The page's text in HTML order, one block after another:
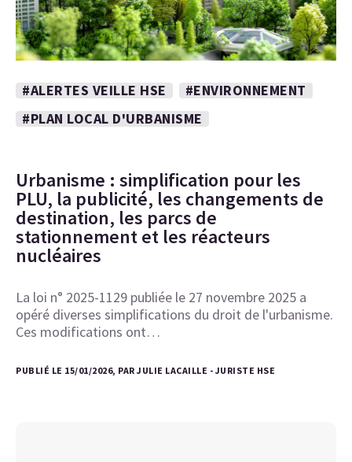
#ALERTES VEILLE HSE
#ENVIRONNEMENT
#PLAN LOCAL D'URBANISME
Urbanisme : simplification pour les
PLU, la publicité, les changements de
destination, les parcs de
stationnement et les réacteurs
nucléaires
La loi n° 2025-1129 publiée le 27 novembre 2025 a
opéré diverses simplifications du droit de l'urbanisme.
Ces modifications ont…
PUBLIÉ LE 15/01/2026, PAR JULIE LACAILLE - JURISTE HSE